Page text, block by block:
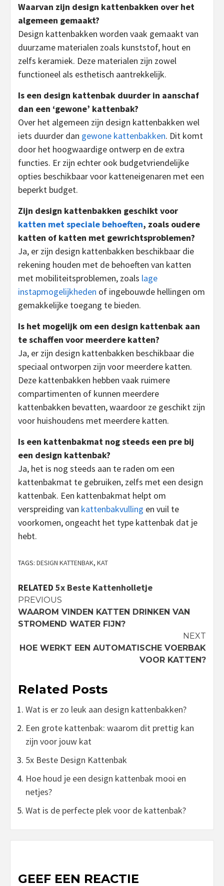
Waarvan zijn design kattenbakken over het
algemeen gemaakt?
Design kattenbakken worden vaak gemaakt van
duurzame materialen zoals kunststof, hout en
zelfs keramiek. Deze materialen zijn zowel
functioneel als esthetisch aantrekkelijk.
Is een design kattenbak duurder in aanschaf
dan een ‘gewone’ kattenbak?
Over het algemeen zijn design kattenbakken wel
iets duurder dan gewone kattenbakken. Dit komt
door het hoogwaardige ontwerp en de extra
functies. Er zijn echter ook budgetvriendelijke
opties beschikbaar voor katteneigenaren met een
beperkt budget.
Zijn design kattenbakken geschikt voor
katten met speciale behoeften, zoals oudere
katten of katten met gewrichtsproblemen?
Ja, er zijn design kattenbakken beschikbaar die
rekening houden met de behoeften van katten
met mobiliteitsproblemen, zoals lage
instapmogelijkheden of ingebouwde hellingen om
gemakkelijke toegang te bieden.
Is het mogelijk om een design kattenbak aan
te schaffen voor meerdere katten?
Ja, er zijn design kattenbakken beschikbaar die
speciaal ontworpen zijn voor meerdere katten.
Deze kattenbakken hebben vaak ruimere
compartimenten of kunnen meerdere
kattenbakken bevatten, waardoor ze geschikt zijn
voor huishoudens met meerdere katten.
Is een kattenbakmat nog steeds een pre bij
een design kattenbak?
Ja, het is nog steeds aan te raden om een
kattenbakmat te gebruiken, zelfs met een design
kattenbak. Een kattenbakmat helpt om
verspreiding van kattenbakvulling en vuil te
voorkomen, ongeacht het type kattenbak dat je
hebt.
TAGS: DESIGN KATTENBAK, KAT
RELATED 5x Beste Kattenholletje
Continue
Reading
PREVIOUS
WAAROM VINDEN KATTEN DRINKEN VAN
STROMEND WATER FIJN?
NEXT
HOE WERKT EEN AUTOMATISCHE VOERBAK
VOOR KATTEN?
Related Posts
Wat is er zo leuk aan design kattenbakken?
Een grote kattenbak: waarom dit prettig kan
zijn voor jouw kat
5x Beste Design Kattenbak
Hoe houd je een design kattenbak mooi en
netjes?
Wat is de perfecte plek voor de kattenbak?
GEEF EEN REACTIE